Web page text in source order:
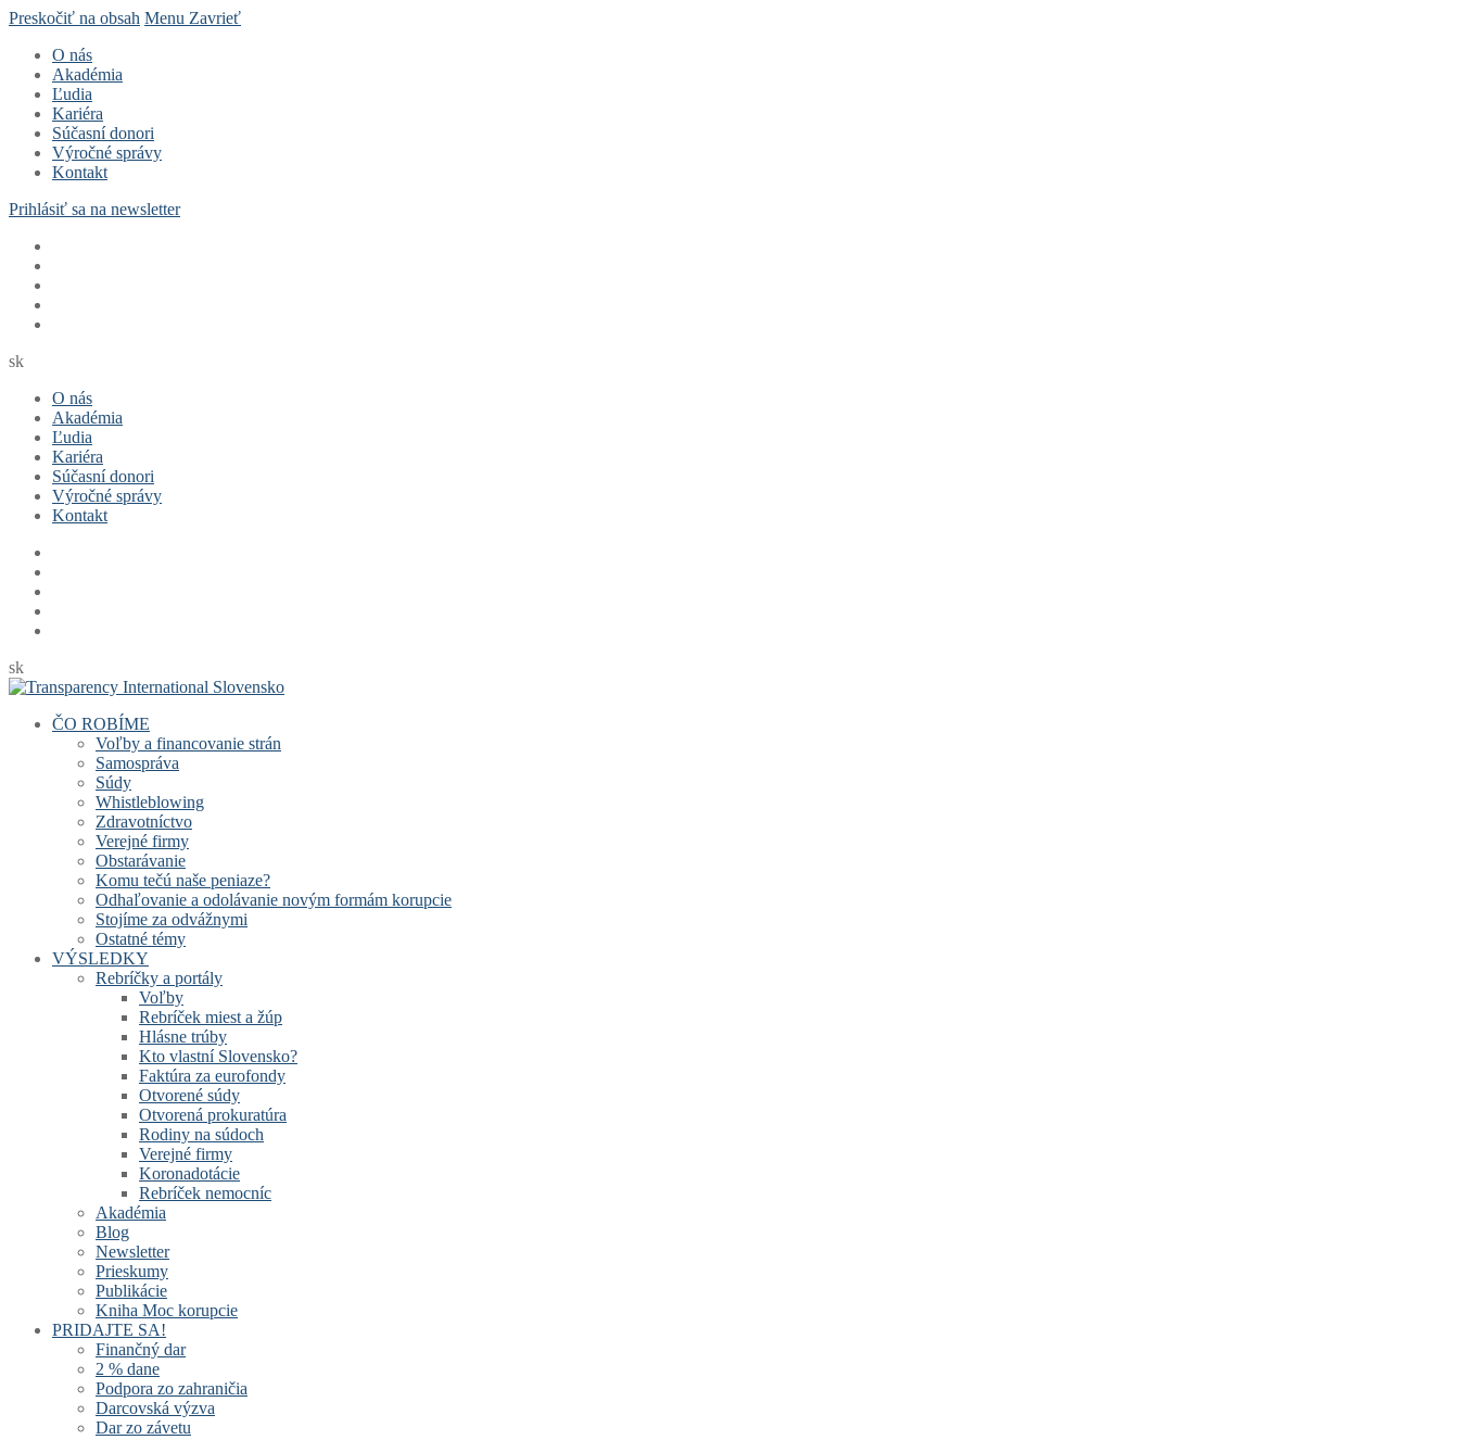
Preskočiť na obsah Menu Zavrieť
O nás
Akadémia
Ľudia
Kariéra
Súčasní donori
Výročné správy
Kontakt
Prihlásiť sa na newsletter
sk
O nás
Akadémia
Ľudia
Kariéra
Súčasní donori
Výročné správy
Kontakt
sk
ČO ROBÍME
Voľby a financovanie strán
Samospráva
Súdy
Whistleblowing
Zdravotníctvo
Verejné firmy
Obstarávanie
Komu tečú naše peniaze?
Odhaľovanie a odolávanie novým formám korupcie
Stojíme za odvážnymi
Ostatné témy
VÝSLEDKY
Rebríčky a portály
Voľby
Rebríček miest a žúp
Hlásne trúby
Kto vlastní Slovensko?
Faktúra za eurofondy
Otvorené súdy
Otvorená prokuratúra
Rodiny na súdoch
Verejné firmy
Koronadotácie
Rebríček nemocníc
Akadémia
Blog
Newsletter
Prieskumy
Publikácie
Kniha Moc korupcie
PRIDAJTE SA!
Finančný dar
2 % dane
Podpora zo zahraničia
Darcovská výzva
Dar zo závetu